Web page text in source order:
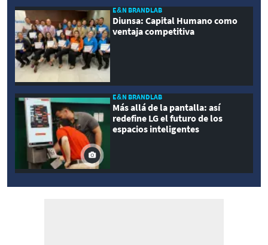
E&N BRANDLAB
Diunsa: Capital Humano como
ventaja competitiva
E&N BRANDLAB
Más allá de la pantalla: así
redefine LG el futuro de los
espacios inteligentes